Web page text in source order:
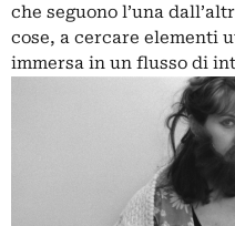
che seguono l’una
cose, a cercare elementi
immersa in un flusso di